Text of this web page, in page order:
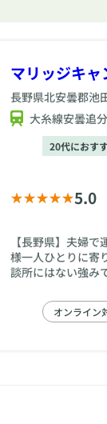
マリッジキャ
長野県北安曇郡池
大糸線安曇追
20代におす
5.0
【長野県】夫婦
様一人ひとりに寄
談所にはない強みです。 私たち夫婦は出会いから結婚までなんとたった２ヵ月
オンライン